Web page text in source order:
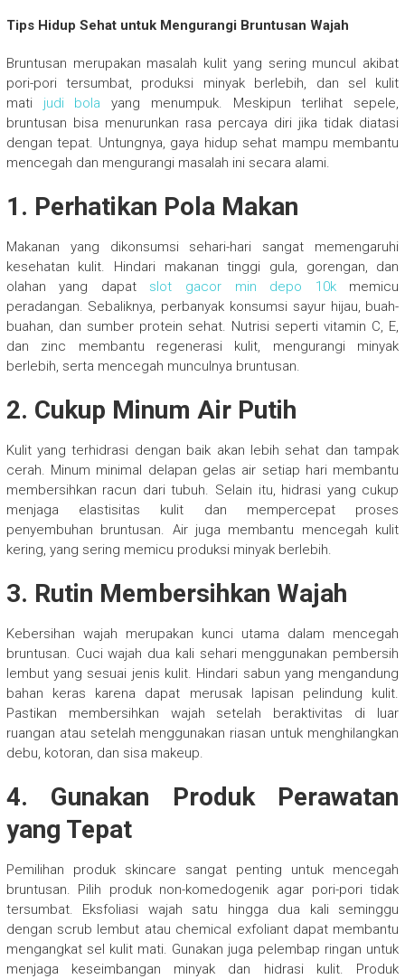
Tips Hidup Sehat untuk Mengurangi Bruntusan Wajah
Bruntusan merupakan masalah kulit yang sering muncul akibat
pori-pori tersumbat, produksi minyak berlebih, dan sel kulit
mati judi bola yang menumpuk. Meskipun terlihat sepele,
bruntusan bisa menurunkan rasa percaya diri jika tidak diatasi
dengan tepat. Untungnya, gaya hidup sehat mampu membantu
mencegah dan mengurangi masalah ini secara alami.
1. Perhatikan Pola Makan
Makanan yang dikonsumsi sehari-hari sangat memengaruhi
kesehatan kulit. Hindari makanan tinggi gula, gorengan, dan
olahan yang dapat slot gacor min depo 10kmemicu
peradangan. Sebaliknya, perbanyak konsumsi sayur hijau, buah-
buahan, dan sumber protein sehat. Nutrisi seperti vitamin C, E,
dan zinc membantu regenerasi kulit, mengurangi minyak
berlebih, serta mencegah munculnya bruntusan.
2. Cukup Minum Air Putih
Kulit yang terhidrasi dengan baik akan lebih sehat dan tampak
cerah. Minum minimal delapan gelas air setiap hari membantu
membersihkan racun dari tubuh. Selain itu, hidrasi yang cukup
menjaga elastisitas kulit dan mempercepat proses
penyembuhan bruntusan. Air juga membantu mencegah kulit
kering, yang sering memicu produksi minyak berlebih.
3. Rutin Membersihkan Wajah
Kebersihan wajah merupakan kunci utama dalam mencegah
bruntusan. Cuci wajah dua kali sehari menggunakan pembersih
lembut yang sesuai jenis kulit. Hindari sabun yang mengandung
bahan keras karena dapat merusak lapisan pelindung kulit.
Pastikan membersihkan wajah setelah beraktivitas di luar
ruangan atau setelah menggunakan riasan untuk menghilangkan
debu, kotoran, dan sisa makeup.
4. Gunakan Produk Perawatan
yang Tepat
Pemilihan produk skincare sangat penting untuk mencegah
bruntusan. Pilih produk non-komedogenik agar pori-pori tidak
tersumbat. Eksfoliasi wajah satu hingga dua kali seminggu
dengan scrub lembut atau chemical exfoliant dapat membantu
mengangkat sel kulit mati. Gunakan juga pelembap ringan untuk
menjaga keseimbangan minyak dan hidrasi kulit. Produk